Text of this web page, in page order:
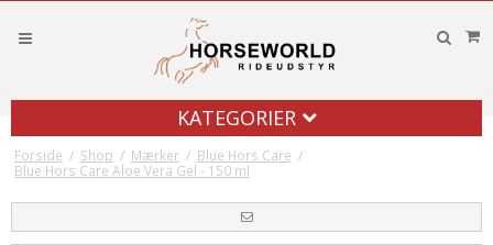
KATEGORIER
Forside / Shop / Mærker / Blue Hors Care /
Blue Hors Care Aloe Vera Gel - 150 ml